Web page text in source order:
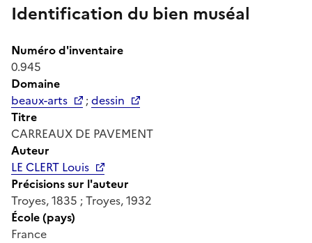
Identification du bien muséal
Numéro d'inventaire
0.945
Domaine
beaux-arts
;dessin
Titre
CARREAUX DE PAVEMENT
Auteur
LE CLERT Louis
Précisions sur l'auteur
Troyes, 1835 ; Troyes, 1932
École (pays)
France